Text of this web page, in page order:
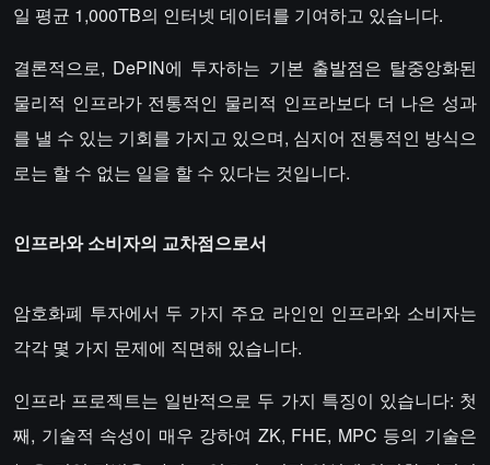
일 평균 1,000TB의 인터넷 데이터를 기여하고 있습니다.
결론적으로, DePIN에 투자하는 기본 출발점은 탈중앙화된
물리적 인프라가 전통적인 물리적 인프라보다 더 나은 성과
를 낼 수 있는 기회를 가지고 있으며, 심지어 전통적인 방식으
로는 할 수 없는 일을 할 수 있다는 것입니다.
인프라와 소비자의 교차점으로서
암호화폐 투자에서 두 가지 주요 라인인 인프라와 소비자는
각각 몇 가지 문제에 직면해 있습니다.
인프라 프로젝트는 일반적으로 두 가지 특징이 있습니다: 첫
째, 기술적 속성이 매우 강하여 ZK, FHE, MPC 등의 기술은